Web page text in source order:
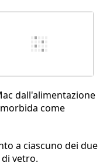
dall'alimentazione
come
a ciascuno dei due
vetro.